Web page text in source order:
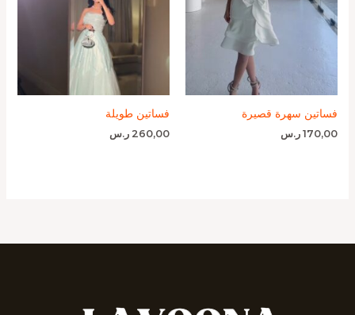
فساتين سهرة قصيرة
170,00 ر.س
فساتين طويلة
260,00 ر.س